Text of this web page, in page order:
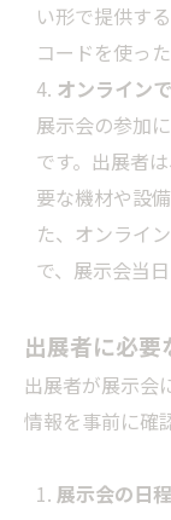
い形で提供す
コードを使っ
オンライン
展示会の参加
です。出展者
要な機材や設
た、オンライ
で、展示会当
出展者に必要
出展者が展示会
情報を事前に確
展示会の日